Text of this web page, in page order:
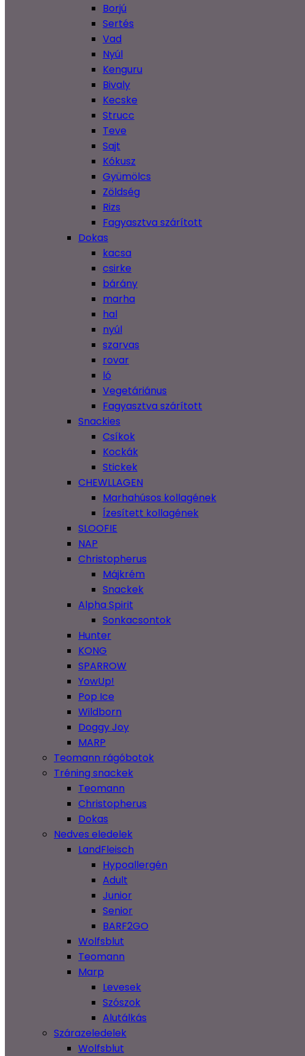
Borjú
Sertés
Vad
Nyúl
Kenguru
Bivaly
Kecske
Strucc
Teve
Sajt
Kókusz
Gyümölcs
Zöldség
Rizs
Fagyasztva szárított
Dokas
kacsa
csirke
bárány
marha
hal
nyúl
szarvas
rovar
ló
Vegetáriánus
Fagyasztva szárított
Snackies
Csíkok
Kockák
Stickek
CHEWLLAGEN
Marhahúsos kollagének
Ízesített kollagének
SLOOFIE
NAP
Christopherus
Májkrém
Snackek
Alpha Spirit
Sonkacsontok
Hunter
KONG
SPARROW
YowUp!
Pop Ice
Wildborn
Doggy Joy
MARP
Teomann rágóbotok
Tréning snackek
Teomann
Christopherus
Dokas
Nedves eledelek
LandFleisch
Hypoallergén
Adult
Junior
Senior
BARF2GO
Wolfsblut
Teomann
Marp
Levesek
Szószok
Alutálkás
Szárazeledelek
Wolfsblut